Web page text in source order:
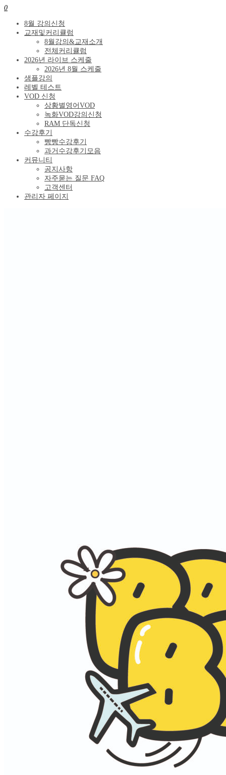
0
8월 강의신청
교재및커리큘럼
8월강의&교재소개
전체커리큘럼
2026년 라이브 스케줄
2026년 8월 스케줄
샘플강의
레벨 테스트
VOD 신청
상황별영어VOD
녹화VOD강의신청
RAM 단독신청
수강후기
빵빵수강후기
과거수강후기모음
커뮤니티
공지사항
자주묻는 질문 FAQ
고객센터
관리자 페이지